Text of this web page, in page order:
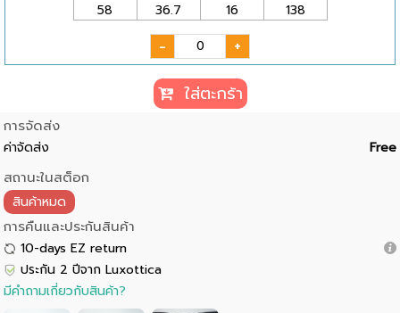
58 36.7 16 138
- +
ใส่ตะกร้า
การจัดส่ง
ค่าจัดส่ง Free
สถานะในสต็อก
สินค้าหมด
การคืนและประกันสินค้า
10-days EZ return
ประกัน 2 ปีจาก Luxottica
มีคำถามเกี่ยวกับสินค้า?